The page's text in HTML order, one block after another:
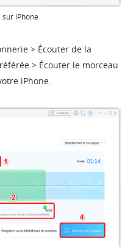
iPhone
> Écouter de la
> Écouter le morceau
iPhone.